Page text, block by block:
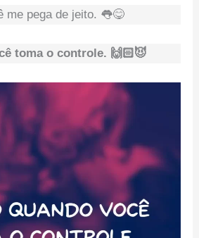
me pega de jeito. 👅😋
toma o controle. 🙌🏻😈